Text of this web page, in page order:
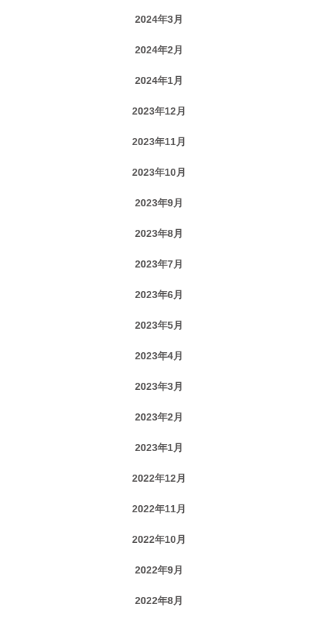
2024年3月
2024年2月
2024年1月
2023年12月
2023年11月
2023年10月
2023年9月
2023年8月
2023年7月
2023年6月
2023年5月
2023年4月
2023年3月
2023年2月
2023年1月
2022年12月
2022年11月
2022年10月
2022年9月
2022年8月